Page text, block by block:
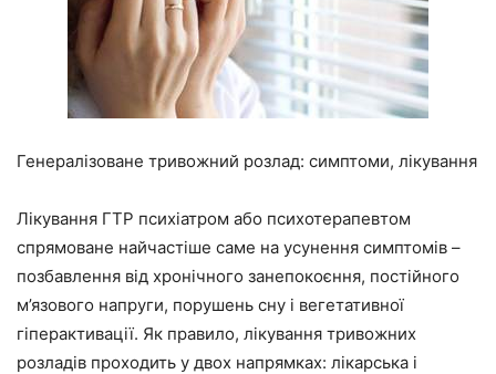
Генералізоване тривожний розлад: симптоми, лікування
Лікування ГТР психіатром або психотерапевтом
спрямоване найчастіше саме на усунення симптомів –
позбавлення від хронічного занепокоєння, постійного
м’язового напруги, порушень сну і вегетативної
гіперактивації. Як правило, лікування тривожних
розладів проходить у двох напрямках: лікарська і